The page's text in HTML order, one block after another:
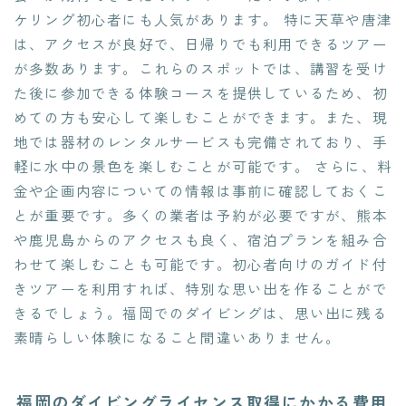
ケリング初心者にも人気があります。 特に天草や唐津
は、アクセスが良好で、日帰りでも利用できるツアー
が多数あります。これらのスポットでは、講習を受け
た後に参加できる体験コースを提供しているため、初
めての方も安心して楽しむことができます。また、現
地では器材のレンタルサービスも完備されており、手
軽に水中の景色を楽しむことが可能です。 さらに、料
金や企画内容についての情報は事前に確認しておくこ
とが重要です。多くの業者は予約が必要ですが、熊本
や鹿児島からのアクセスも良く、宿泊プランを組み合
わせて楽しむことも可能です。初心者向けのガイド付
きツアーを利用すれば、特別な思い出を作ることがで
きるでしょう。福岡でのダイビングは、思い出に残る
素晴らしい体験になること間違いありません。
福岡のダイビングライセンス取得にかかる費用